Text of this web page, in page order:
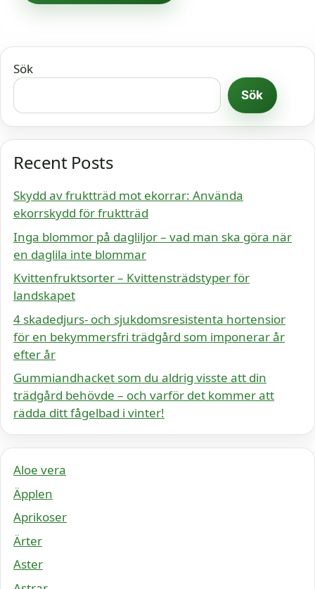
Sök
Sök
Recent Posts
Skydd av fruktträd mot ekorrar: Använda
ekorrskydd för fruktträd
Inga blommor på dagliljor – vad man ska göra när
en daglila inte blommar
Kvittenfruktsorter – Kvittensträdstyper för
landskapet
4 skadedjurs- och sjukdomsresistenta hortensior
för en bekymmersfri trädgård som imponerar år
efter år
Gummiandhacket som du aldrig visste att din
trädgård behövde – och varför det kommer att
rädda ditt fågelbad i vinter!
Aloe vera
Äpplen
Aprikoser
Ärter
Aster